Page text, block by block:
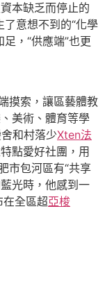
本缺乏而停止的
了意想不到的“化學
，“供應端”也更
索，讓區藝體教
美術、體育等學
和村落少Xten法
點愛好社團，用
市包河區有“共享
光時，他感到一
全區超亞梭